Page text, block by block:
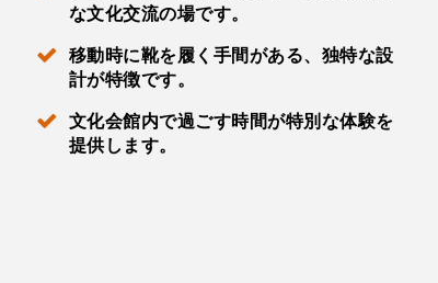
な文化交流の場です。
移動時に靴を履く手間がある、独特な設
計が特徴です。
文化会館内で過ごす時間が特別な体験を
提供します。